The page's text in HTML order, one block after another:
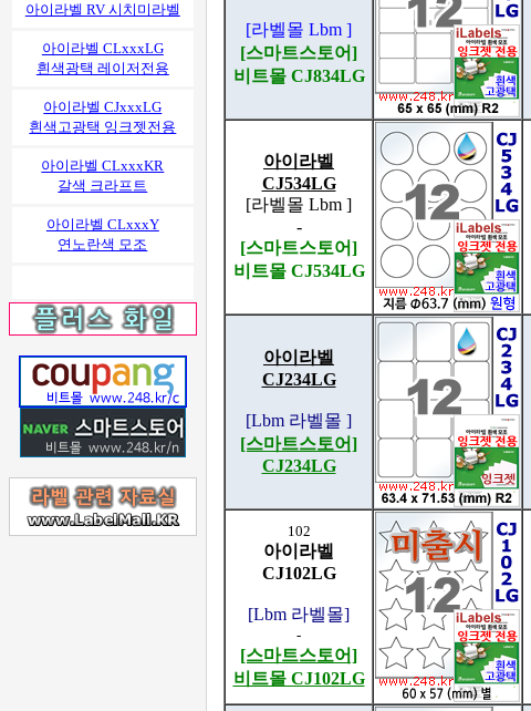
아이라벨 RV 시치미라벨
아이라벨 CLxxxLG
흰색광택 레이저전용
아이라벨 CJxxxLG
흰색고광택 잉크젯전용
아이라벨 CLxxxKR
갈색 크라프트
아이라벨 CLxxxY
연노란색 모조
[라벨몰 Lbm ]
[스마트스토어]
비트몰 CJ834LG
아이라벨
CJ534LG
[라벨몰 Lbm ]
-
[스마트스토어]
비트몰 CJ534LG
아이라벨
CJ234LG
[Lbm 라벨몰 ]
[스마트스토어]
CJ234LG
102
아이라벨
CJ102LG
[Lbm 라벨몰]
-
[스마트스토어]
비트몰 CJ102LG